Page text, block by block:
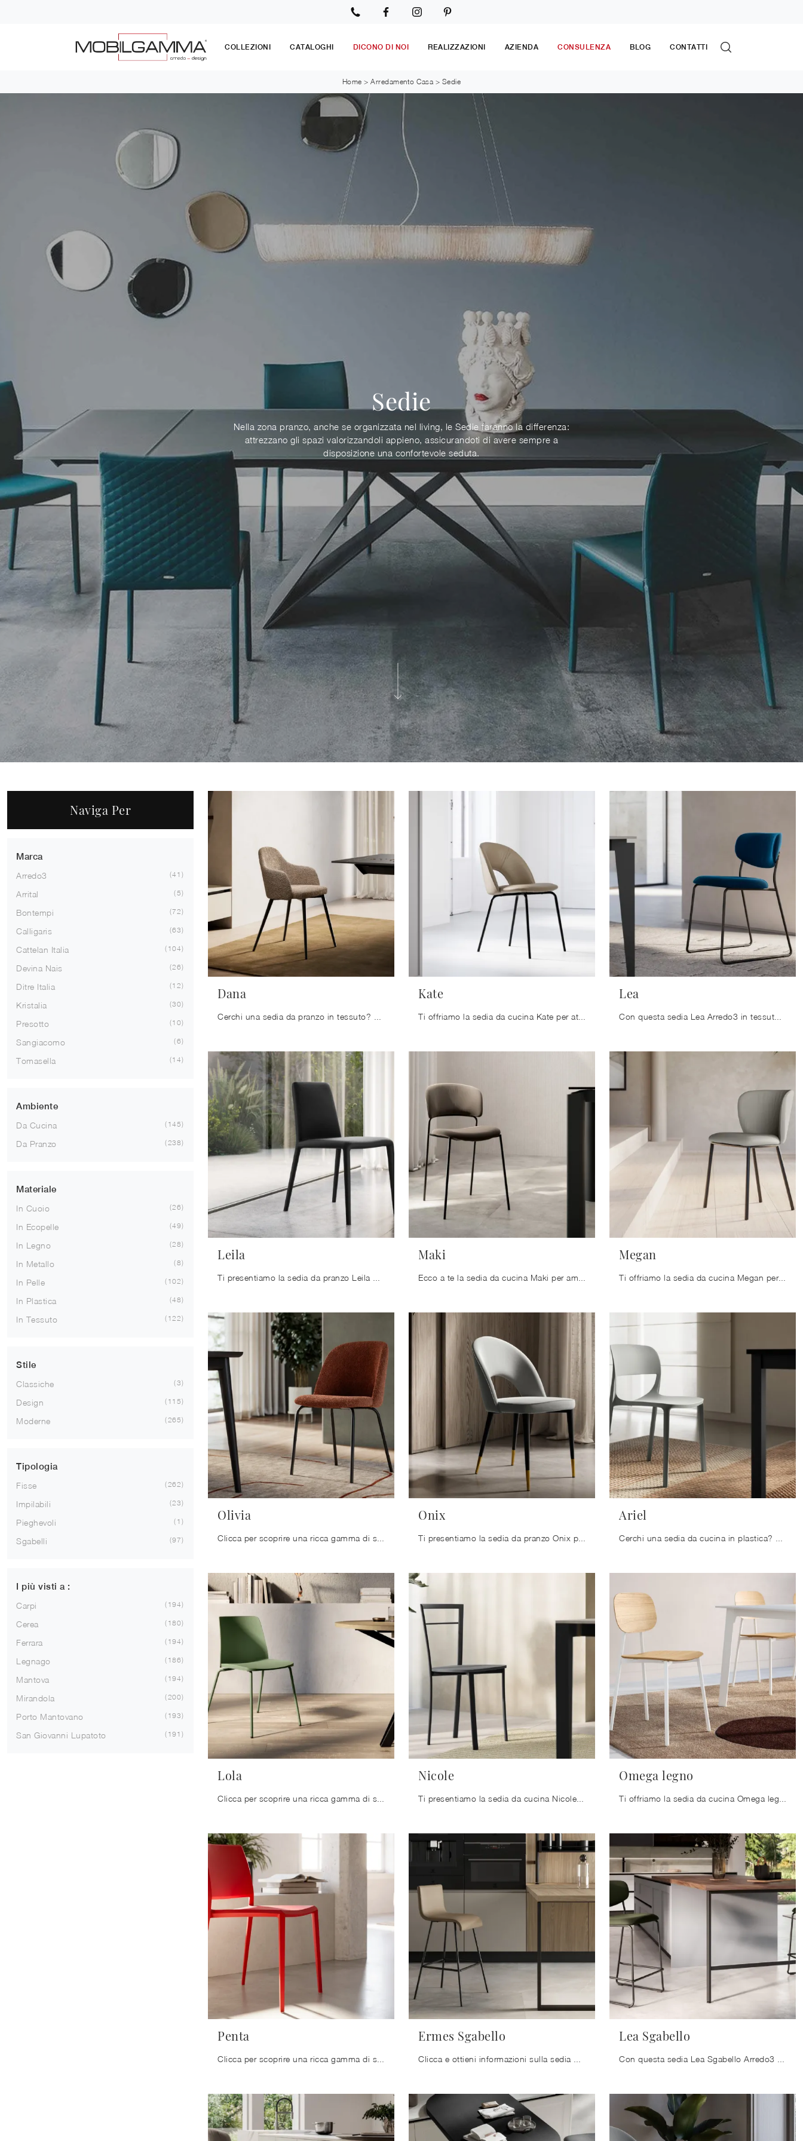
COLLEZIONI CATALOGHI DICONO DI NOI REALIZZAZIONI AZIENDA CONSULENZA BLOG CONTATTI
Home >Arredamento Casa > Sedie
Sedie
Nella zona pranzo, anche se organizzata nel living, le Sedie faranno la differenza:
attrezzano gli spazi valorizzandoli appieno, assicurandoti di avere sempre a
disposizione una confortevole seduta.
Naviga Per
Marca
Arredo3
41
Arrital 5
Bontempi 72
Calligaris 63
Cattelan Italia 104
Devina Nais 26
Ditre Italia 12
Kristalia 30
Presotto 10
Sangiacomo 6
Tomasella 14
Ambiente
Da Cucina
145
Da Pranzo 238
Materiale
In Cuoio
26
In Ecopelle 49
In Legno 28
In Metallo 8
In Pelle 102
In Plastica 48
In Tessuto 122
Stile
Classiche
3
Design 115
Moderne 265
Tipologia
Fisse
262
Impilabili 23
Pieghevoli 1
Sgabelli 97
I più visti a :
Carpi
194
Cerea 180
Ferrara 194
Legnago 186
Mantova 194
Mirandola 200
Porto Mantovano 193
San Giovanni Lupatoto 191
Dana Kate Lea
Leila Maki Megan
Ti offriamo la sedia da cucina Megan per atmosfere moderne, tra le più esclusive Sedie fisse di Arredo3.
Olivia Onix Ariel
Lola Nicole Omega legno
Penta Ermes Sgabello Lea Sgabello